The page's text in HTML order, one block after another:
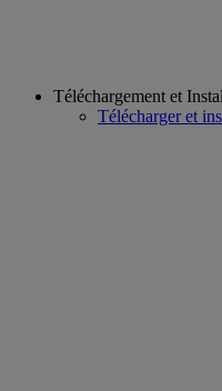
Téléchargement et
Télécharger et